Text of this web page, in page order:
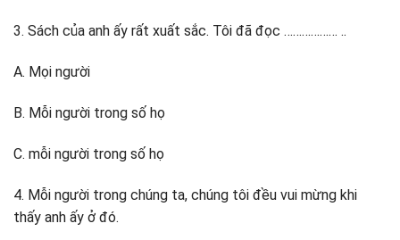
3. Sách của anh ấy rất xuất sắc. Tôi đã đọc ……………… ..
A. Mọi người
B. Mỗi người trong số họ
C. mỗi người trong số họ
4. Mỗi người trong chúng ta, chúng tôi đều vui mừng khi
thấy anh ấy ở đó.